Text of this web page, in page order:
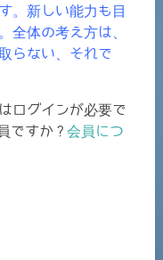
。新しい能力も目
全体の考え方は、
らない、それで
ログインが必要で
ですか ? 会員につ